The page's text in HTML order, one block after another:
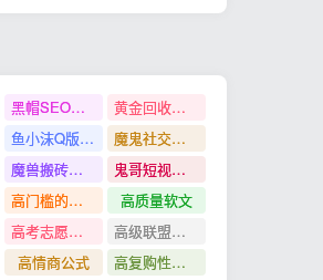
黑帽SEO案例分析
黄金回收奢侈品
鱼小沫Q版人物团练课
魔鬼社交实战课全套课程
魔兽搬砖搞钱
鬼哥短视频底层逻辑
高门槛的生意
高质量软文
高考志愿填报
高级联盟营销教程
高情商公式
高复购性行业